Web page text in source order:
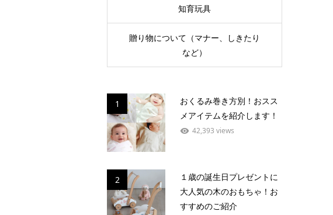
知育玩具
贈り物について（マナー、しきたり
など）
1
おくるみ巻き方別！おスス
メアイテムを紹介します！
42,393 views
2
１歳の誕生日プレゼントに
大人気の木のおもちゃ！お
すすめのご紹介